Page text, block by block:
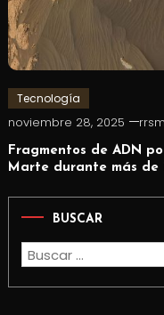
Tecnología
noviembre 28, 2025 rrsm
Fragmentos de ADN
Marte durante más de
BUSCAR